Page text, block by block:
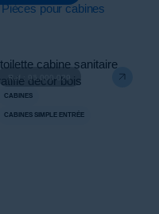
Pièces pour cabines
Ref : 96.000-029
CABINES
CABINES SIMPLE ENTRÉE